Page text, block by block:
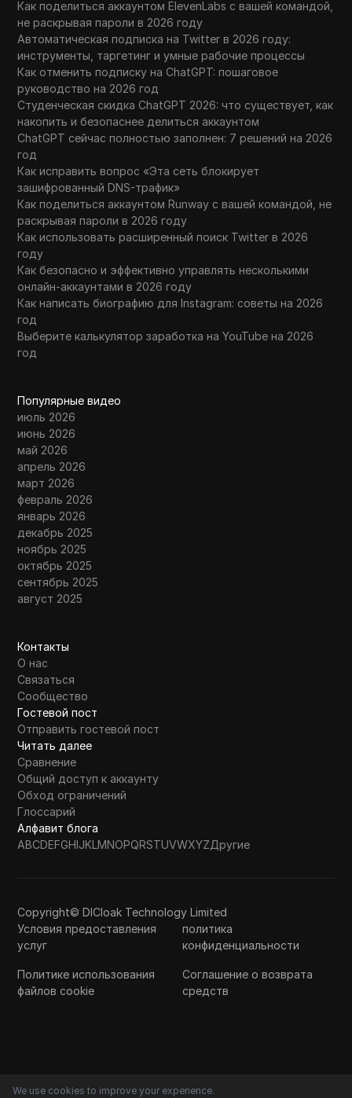
Как поделиться аккаунтом ElevenLabs с вашей командой,
не раскрывая пароли в 2026 году
Автоматическая подписка на Twitter в 2026 году:
инструменты, таргетинг и умные рабочие процессы
Как отменить подписку на ChatGPT: пошаговое
руководство на 2026 год
Студенческая скидка ChatGPT 2026: что существует, как
накопить и безопаснее делиться аккаунтом
ChatGPT сейчас полностью заполнен: 7 решений на 2026
год
Как исправить вопрос «Эта сеть блокирует
зашифрованный DNS-трафик»
Как поделиться аккаунтом Runway с вашей командой, не
раскрывая пароли в 2026 году
Как использовать расширенный поиск Twitter в 2026
году
Как безопасно и эффективно управлять несколькими
онлайн-аккаунтами в 2026 году
Как написать биографию для Instagram: советы на 2026
год
Выберите калькулятор заработка на YouTube на 2026
год
Популярные видео
июль 2026
июнь 2026
май 2026
апрель 2026
март 2026
февраль 2026
январь 2026
декабрь 2025
ноябрь 2025
октябрь 2025
сентябрь 2025
август 2025
Контакты
О нас
Связаться
Сообщество
Гостевой пост
Отправить гостевой пост
Читать далее
Сравнение
Общий доступ к аккаунту
Обход ограничений
Глоссарий
Алфавит блога
ABCDEFGHIJKLMNOPQRSTUVWXYZДругие
Copyright© DICloak Technology Limited
Условия предоставления
услуг
политика
конфиденциальности
Политике использования
файлов cookie
Соглашение о возврата
средств
We use cookies to improve your experience.